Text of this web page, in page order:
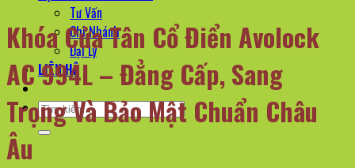
Tư Vấn
Chi Nhánh
Đại Lý
LIÊN HỆ
Tìm
kiếm:
Khóa Cửa Tân Cổ Điển Avolock
AC 994L – Đẳng Cấp, Sang
Trọng Và Bảo Mật Chuẩn Châu
Âu